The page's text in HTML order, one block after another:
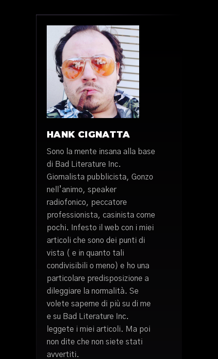
HANK CIGNATTA
Sono la mente insana alla base
di Bad Literature Inc.
Giornalista pubblicista, Gonzo
nell’animo, speaker
radiofonico, peccatore
professionista, casinista come
pochi. Infesto il web con i miei
articoli che sono dei punti di
vista ( e in quanto tali
condivisibili o meno) e ho una
particolare predisposizione a
dileggiare la normalità. Se
volete saperne di più su di me
e su Bad Literature Inc.
leggete i miei articoli. Ma poi
non dite che non siete stati
avvertiti.